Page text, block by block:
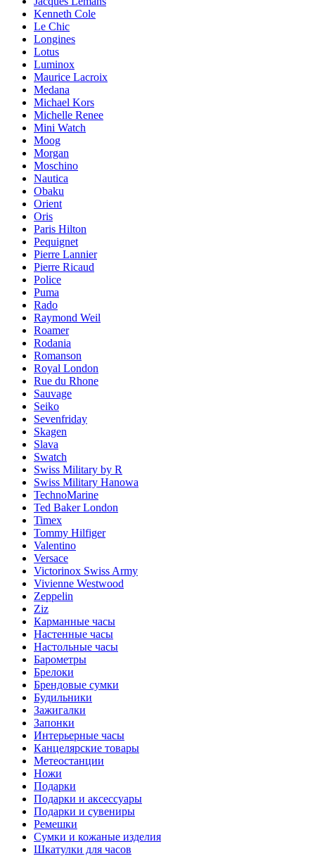
Kenneth Cole
Le Chic
Longines
Lotus
Luminox
Maurice Lacroix
Medana
Michael Kors
Michelle Renee
Mini Watch
Moog
Morgan
Moschino
Nautica
Obaku
Orient
Oris
Paris Hilton
Pequignet
Pierre Lannier
Pierre Ricaud
Police
Puma
Rado
Raymond Weil
Roamer
Rodania
Romanson
Royal London
Rue du Rhone
Sauvage
Seiko
Sevenfriday
Skagen
Slava
Swatch
Swiss Military by R
Swiss Military Hanowa
TechnoMarine
Ted Baker London
Timex
Tommy Hilfiger
Valentino
Versace
Victorinox Swiss Army
Vivienne Westwood
Zeppelin
Ziz
Карманные часы
Настенные часы
Настольные часы
Барометры
Брелоки
Брендовые сумки
Будильники
Зажигалки
Запонки
Интерьерные часы
Канцелярские товары
Метеостанции
Ножи
Подарки
Подарки и аксессуары
Подарки и сувениры
Ремешки
Сумки и кожаные изделия
Шкатулки для часов